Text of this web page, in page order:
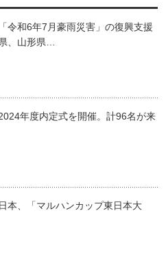
令和6年7月豪雨災害」の復興支援
、山形県…
年度内定式を開催。計96名が来
本、「マルハンカップ東日本大